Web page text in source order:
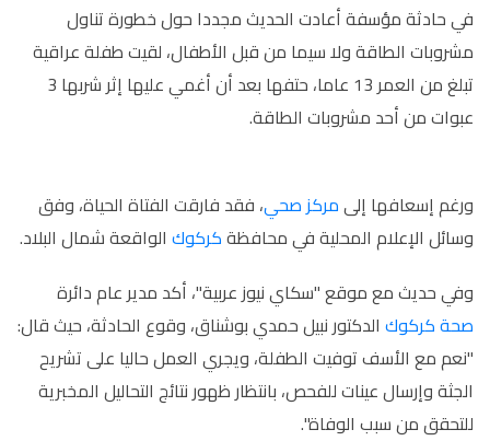
في حادثة مؤسفة أعادت الحديث مجددا حول خطورة تناول
مشروبات الطاقة ولا سيما من قبل الأطفال، لقيت طفلة عراقية
تبلغ من العمر 13 عاما، حتفها بعد أن أغمي عليها إثر شربها 3
عبوات من أحد مشروبات الطاقة.
ورغم إسعافها إلىمركز صحي، فقد فارقت الفتاة الحياة، وفق
وسائل الإعلام المحلية في محافظةكركوك الواقعة شمال البلاد.
وفي حديث مع موقع "سكاي نيوز عربية"، أكد مدير عام دائرة
صحة كركوك الدكتور نبيل حمدي بوشناق، وقوع الحادثة، حيث قال:
"نعم مع الأسف توفيت الطفلة، ويجري العمل حاليا على تشريح
الجثة وإرسال عينات للفحص، بانتظار ظهور نتائج التحاليل المخبرية
للتحقق من سبب الوفاة".